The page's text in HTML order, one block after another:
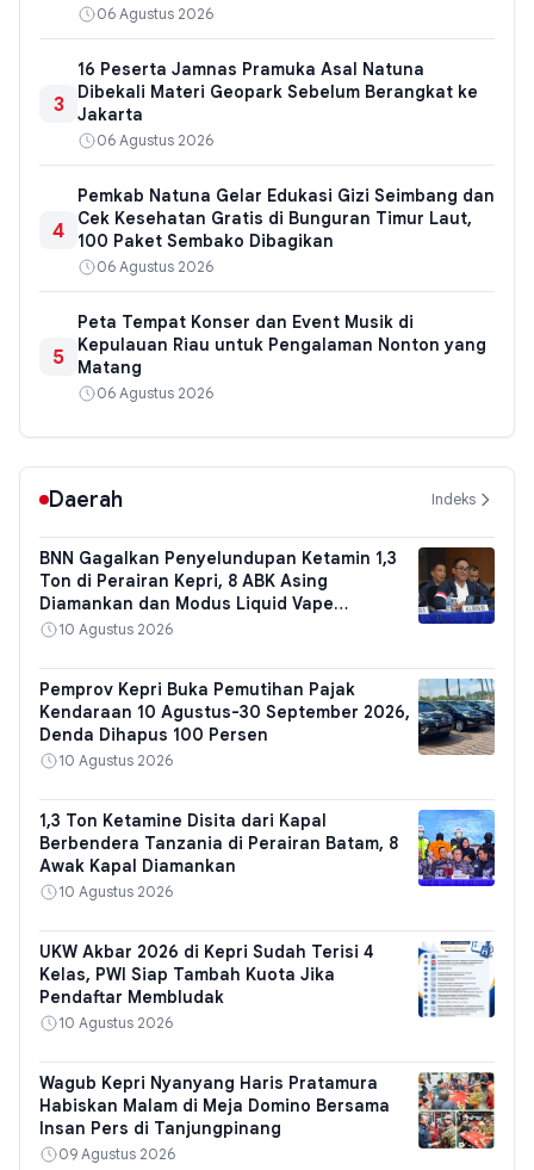
06 Agustus 2026
3
16 Peserta Jamnas Pramuka Asal Natuna
Dibekali Materi Geopark Sebelum Berangkat ke
Jakarta
06 Agustus 2026
4
Pemkab Natuna Gelar Edukasi Gizi Seimbang dan
Cek Kesehatan Gratis di Bunguran Timur Laut,
100 Paket Sembako Dibagikan
06 Agustus 2026
5
Peta Tempat Konser dan Event Musik di
Kepulauan Riau untuk Pengalaman Nonton yang
Matang
06 Agustus 2026
Daerah Indeks
BNN Gagalkan Penyelundupan Ketamin 1,3
Ton di Perairan Kepri, 8 ABK Asing
Diamankan dan Modus Liquid Vape
Terungkap
10 Agustus 2026
Pemprov Kepri Buka Pemutihan Pajak
Kendaraan 10 Agustus-30 September 2026,
Denda Dihapus 100 Persen
10 Agustus 2026
1,3 Ton Ketamine Disita dari Kapal
Berbendera Tanzania di Perairan Batam, 8
Awak Kapal Diamankan
10 Agustus 2026
UKW Akbar 2026 di Kepri Sudah Terisi 4
Kelas, PWI Siap Tambah Kuota Jika
Pendaftar Membludak
10 Agustus 2026
Wagub Kepri Nyanyang Haris Pratamura
Habiskan Malam di Meja Domino Bersama
Insan Pers di Tanjungpinang
09 Agustus 2026